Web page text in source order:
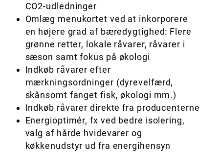
CO2-udledninger
Omlæg menukortet ved at inkorporere
en højere grad af bæredygtighed: Flere
grønne retter, lokale råvarer, råvarer i
sæson samt fokus på økologi
Indkøb råvarer efter
mærkningsordninger (dyrevelfærd,
skånsomt fanget fisk, økologi mm.)
Indkøb råvarer direkte fra producenterne
Energioptimér, fx ved bedre isolering,
valg af hårde hvidevarer og
køkkenudstyr ud fra energihensyn